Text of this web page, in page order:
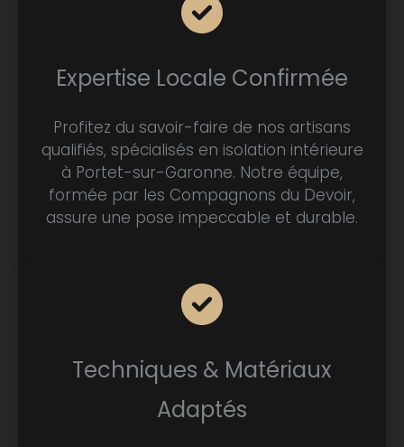
Expertise Locale Confirmée
Profitez du savoir-faire de nos artisans
qualifiés, spécialisés en isolation intérieure
à Portet-sur-Garonne. Notre équipe,
formée par les Compagnons du Devoir,
assure une pose impeccable et durable.
Techniques & Matériaux
Adaptés